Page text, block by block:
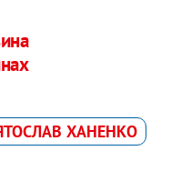
ХАНЕНКО